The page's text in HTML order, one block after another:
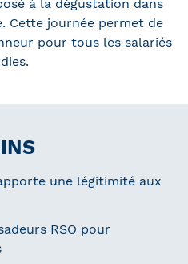
à la dégustation dans
Cette journée permet de
pour tous les salariés
une légitimité aux
RSO pour